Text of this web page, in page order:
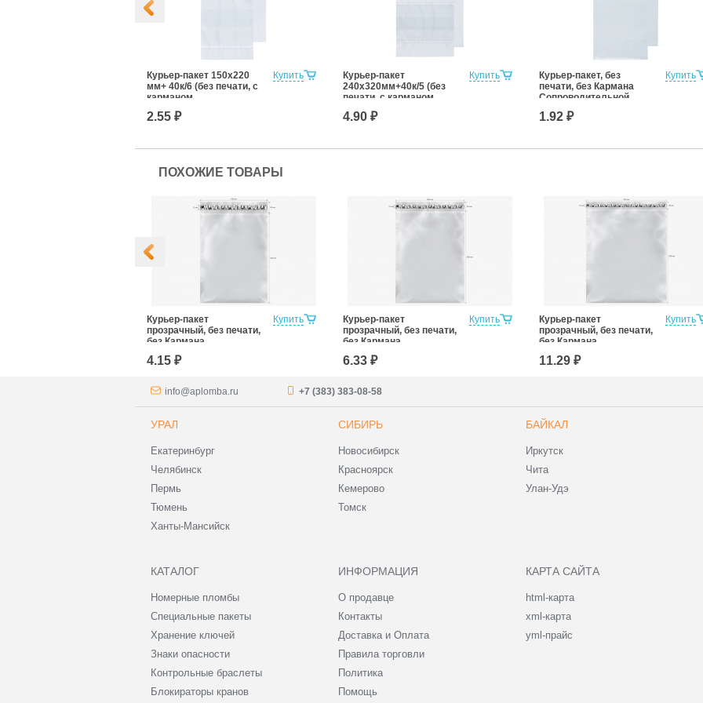
Купить
Курьер-пакет 150х220
мм+ 40к/6 (без печати, с
карманом
сопроводительной
документации)
2.55 ₽
Купить
Курьер-пакет
240х320мм+40к/5 (без
печати, с карманом
сопроводительной
документации)
4.90 ₽
Купить
Курьер-пакет, без
печати, без Кармана
Сопроводительной
Документации 150х220
мм (для маркетплейсов)
1.92 ₽
ПОХОЖИЕ ТОВАРЫ
Купить
Курьер-пакет
прозрачный, без печати,
без Кармана
Сопроводительной
Документации
маркетплейсов)
4.15 ₽
Купить
Курьер-пакет
прозрачный, без печати,
без Кармана
Сопроводительной
Документации
маркетплейсов)
6.33 ₽
Купить
Курьер-пакет
прозрачный, без печати,
без Кармана
Сопроводительной
Документации
11.29 ₽
info@aplomba.ru +7 (383) 383-08-58
УРАЛ
Екатеринбург
Челябинск
Пермь
Тюмень
Ханты-Мансийск
СИБИРЬ
Новосибирск
Красноярск
Кемерово
Томск
БАЙКАЛ
Иркутск
Чита
Улан-Удэ
КАТАЛОГ
Номерные пломбы
Специальные пакеты
Хранение ключей
Знаки опасности
Контрольные браслеты
Блокираторы кранов
ИНФОРМАЦИЯ
О продавце
Контакты
Доставка и Оплата
Правила торговли
Политика
Помощь
КАРТА САЙТА
html-карта
xml-карта
yml-прайс